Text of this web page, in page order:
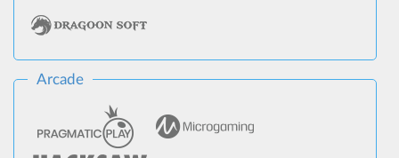
Arcade